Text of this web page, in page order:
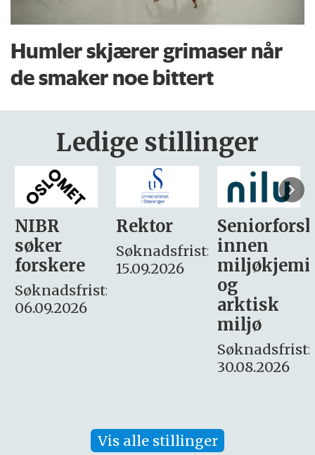
Humler skjærer grimaser når
de smaker noe bittert
Ledige stillinger
Rektor
Søknadsfrist:
15.09.2026
Seniorforsker
innen
miljøkjemi
søker
– fast
Søknadsfrist:
16. august.
Vis alle stillinger